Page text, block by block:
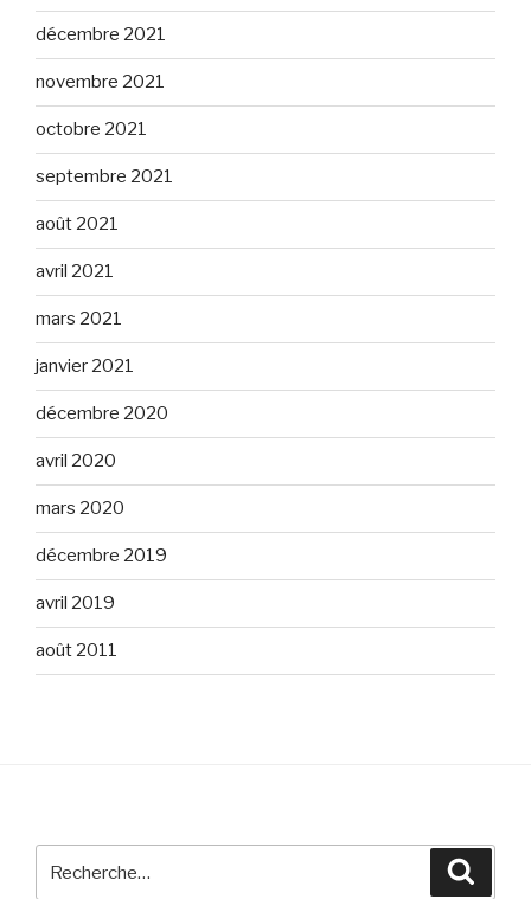
décembre 2021
novembre 2021
octobre 2021
septembre 2021
août 2021
avril 2021
mars 2021
janvier 2021
décembre 2020
avril 2020
mars 2020
décembre 2019
avril 2019
août 2011